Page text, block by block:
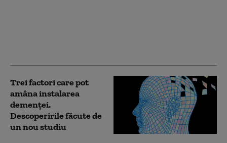
Trei factori care pot
amâna instalarea
demenţei.
Descoperirile făcute de
un nou studiu